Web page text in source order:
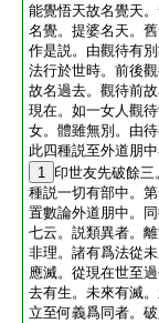
能覺悟天故名覺天
名覺。提婆名天。
作是説。由觀待有
法行於世時。前後
故名過去。觀待前
現在。如一女人觀
女。體雖無別。由
此四種説至外道朋
1 印世友先破餘
種説一切有部中。
置數論外道朋中。
七云。説類異者。
非理。諸有爲法從
應滅。從現在世至
去有生。未來有
立至何義爲同者。